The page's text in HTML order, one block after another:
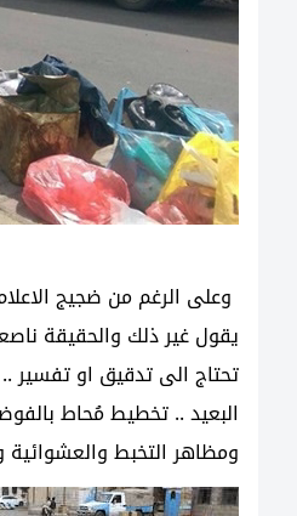
وعلى الرغم من ضجيج
يقول غير ذلك والحقيقة
تحتاج الى تدقيق او تفسير ..
البعيد .. تخطيط مُحاط
ومظاهر التخبط